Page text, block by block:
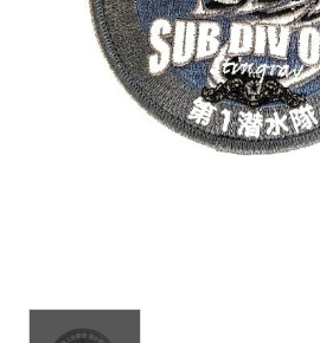
ワッペン
その他グッズ（バッグ
マスク等）